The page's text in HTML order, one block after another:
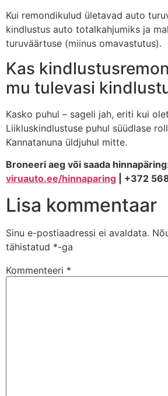
Kui remondikulud ületavad auto
kindlustus auto totalkahjumiks ja
turuväärtuse (miinus omavastutus).
Kas
mu tulevasi
Kasko puhul – sageli jah, eriti kui
Liikluskindlustuse puhul süüdlase
Kannatanuna üldjuhul mitte.
Broneeri aeg või saada
viruauto.ee/hinnaparing | +372
Lisa kommentaar
Sinu e-postiaadressi ei avaldata.
tähistatud *-ga
Kommenteeri *